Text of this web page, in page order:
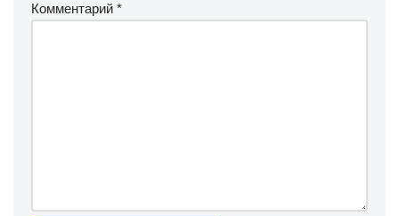
Комментарий *